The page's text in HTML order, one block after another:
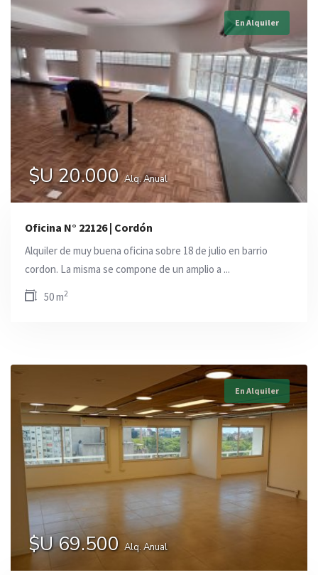
En Alquiler
$U 20.000Alq. Anual
Oficina N° 22126 | Cordón
Alquiler de muy buena oficina sobre 18 de julio en barrio
cordon. La misma se compone de un amplio a ...
50 m2
En Alquiler
$U 69.500 Alq. Anual